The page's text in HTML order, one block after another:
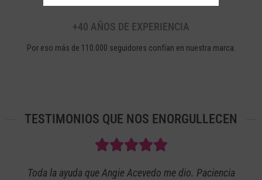
+40 AÑOS DE EXPERIENCIA
Por eso más de 110.000 seguidores confían en nuestra marca.
TESTIMONIOS QUE NOS ENORGULLECEN
Toda la ayuda que Angie Acevedo me dio. Paciencia